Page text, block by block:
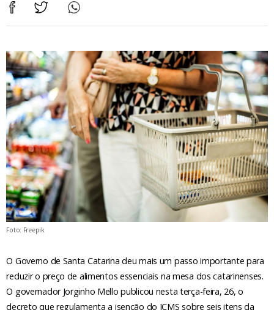
Foto: Freepik
O Governo de Santa Catarina deu mais um passo importante para
reduzir o preço de alimentos essenciais na mesa dos catarinenses.
O governador Jorginho Mello publicou nesta terça-feira, 26, o
decreto que regulamenta a isenção do ICMS sobre seis itens da